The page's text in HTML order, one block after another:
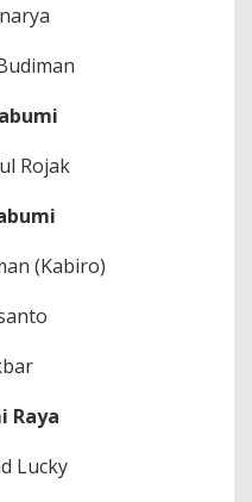
Rojak
(Kabiro)
Raya
Lucky